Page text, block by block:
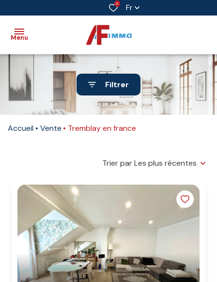
0 Fr
Menu
Accueil
Vente
Immobilier
professionnel
Immobilier
neuf
Estimation
L'agence
Contact
Filtrer
Accueil Vente Tremblay en france
Trier par Les plus récentes